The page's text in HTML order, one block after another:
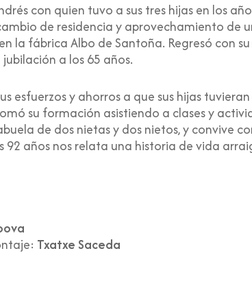
con quien tuvo a sus tres hijas en los
de residencia y aprovechamiento de
la fábrica Albo de Santoña. Regresó con
a los 65 años.
esfuerzos y ahorros a que sus hijas
su formación asistiendo a clases y
de dos nietas y dos nietos, y convive
92 años nos relata una historia de vida
Txatxe Saceda